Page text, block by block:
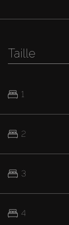
Taille
1
2
3
4